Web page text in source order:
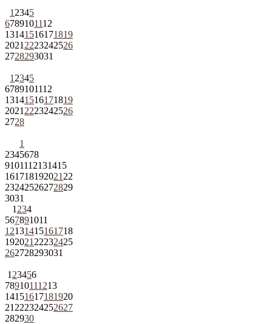
1 2345
6789101112
13141516171819
2021 2223242526
2728293031
1 2345
6789101112
13141516171819
2021 2223242526
2728
1
2345678
9101112131415
161718192021 22
23242526272829
3031
1 234
567891011
12131415161718
192021 22232425
262728293031
1 23456
78910111213
14151617181920
21 222324252627
282930